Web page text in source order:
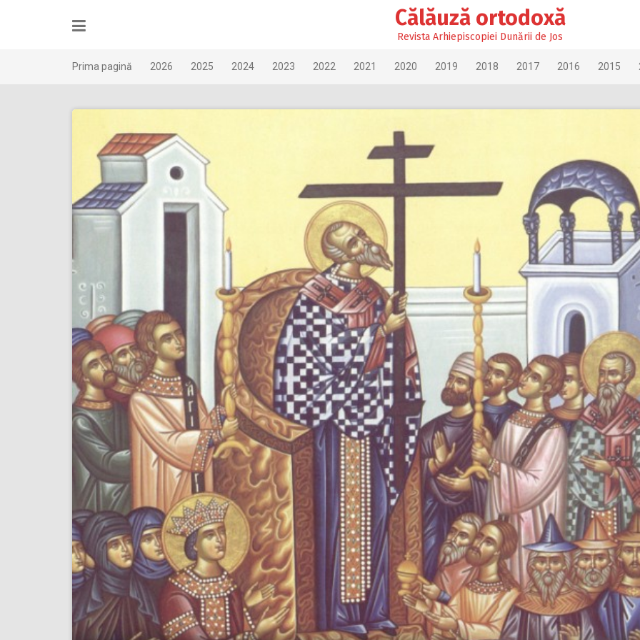
Călăuză ortodoxă
Revista Arhiepiscopiei Dunării de Jos
Prima pagină 2026 2025 2024 2023 2022 2021 2020 2019 2018 2017 2016 2015